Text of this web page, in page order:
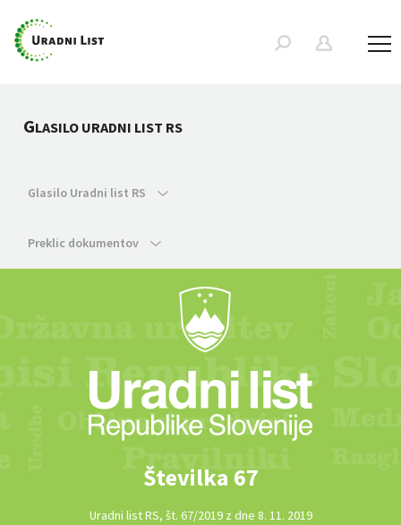
GLASILO URADNI LIST RS
Glasilo Uradni list RS
Preklic dokumentov
Številka 67
Uradni list RS, št. 67/2019 z dne 8. 11. 2019